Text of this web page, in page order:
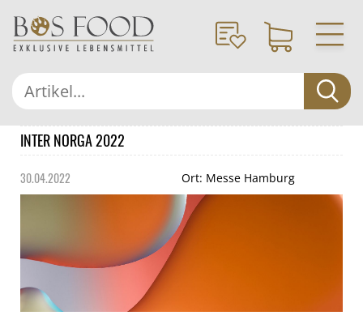
INTER NORGA 2022
30.04.2022 Ort: Messe Hamburg